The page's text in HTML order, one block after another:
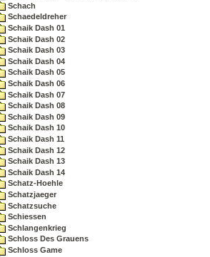
Schach
Schaedeldreher
Schaik Dash 01
Schaik Dash 02
Schaik Dash 03
Schaik Dash 04
Schaik Dash 05
Schaik Dash 06
Schaik Dash 07
Schaik Dash 08
Schaik Dash 09
Schaik Dash 10
Schaik Dash 11
Schaik Dash 12
Schaik Dash 13
Schaik Dash 14
Schatz-Hoehle
Schatzjaeger
Schatzsuche
Schiessen
Schlangenkrieg
Schloss Des Grauens
Schloss Game